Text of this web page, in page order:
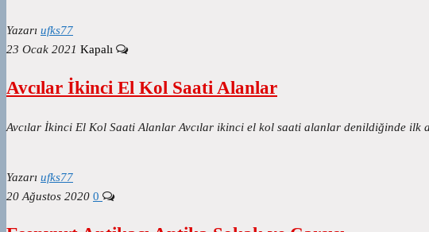
Yazarı ufks77
23 Ocak 2021 Kapalı
Avcılar İkinci El Kol Saati Alanlar
Avcılar İkinci El Kol Saati Alanlar Avcılar ikinci el kol saati alanlar denildiğinde ilk
Yazarı ufks77
20 Ağustos 2020 0